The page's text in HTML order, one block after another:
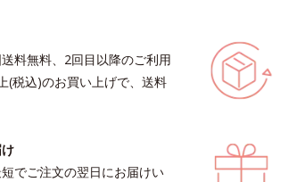
料無料、2回目以降のご利用
(税込)のお買い上げで、送料
でご注文の翌日にお届けい